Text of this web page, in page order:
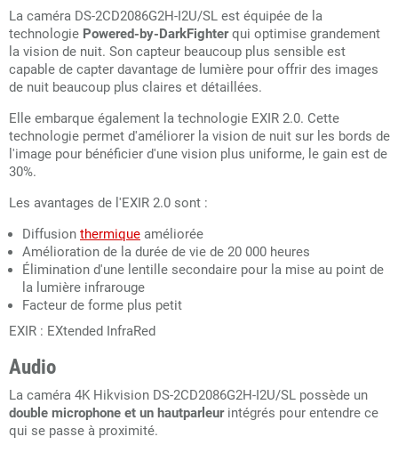
La caméra DS-2CD2086G2H-I2U/SL est équipée de la
technologie Powered-by-DarkFighterqui optimise grandement
la vision de nuit. Son capteur beaucoup plus sensible est
capable de capter davantage de lumière pour offrir des images
de nuit beaucoup plus claires et détaillées.
Elle embarque également la technologie EXIR 2.0. Cette
technologie permet d'améliorer la vision de nuit sur les bords de
l'image pour bénéficier d'une vision plus uniforme, le gain est de
30%.
Les avantages de l'EXIR 2.0 sont :
Diffusion thermique améliorée
Amélioration de la durée de vie de 20 000 heures
Élimination d'une lentille secondaire pour la mise au point de
la lumière infrarouge
Facteur de forme plus petit
EXIR : EXtended InfraRed
Audio
La caméra 4K Hikvision DS-2CD2086G2H-I2U/SL possède un
double microphone et un hautparleur intégrés pour entendre ce
qui se passe à proximité.